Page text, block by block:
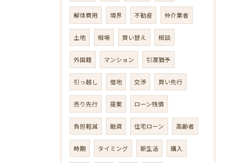
解体費用 境界 不動産 仲介業者
土地 相場 買い替え 相談
外国籍 マンション 引渡猶予
引っ越し 借地 交渉 買い先行
売り先行 提案 ローン残債
負担軽減 融資 住宅ローン 高齢者
時期 タイミング 新生活 購入